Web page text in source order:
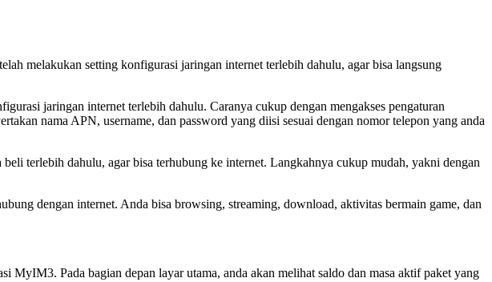
melakukan setting konfigurasi jaringan internet terlebih dahulu, agar bisa langsung
jaringan internet terlebih dahulu. Caranya cukup dengan mengakses pengaturan
nama APN, username, dan password yang diisi sesuai dengan nomor telepon yang anda
terlebih dahulu, agar bisa terhubung ke internet. Langkahnya cukup mudah, yakni dengan
dengan internet. Anda bisa browsing, streaming, download, aktivitas bermain game, dan
Pada bagian depan layar utama, anda akan melihat saldo dan masa aktif paket yang